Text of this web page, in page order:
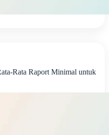
Rata Raport Minimal untuk